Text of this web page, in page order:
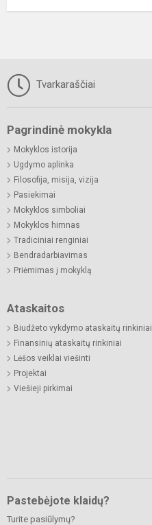
Tvarkaraščiai
Pagrindinė mokykla
Mokyklos istorija
Ugdymo aplinka
Filosofija, misija, vizija
Pasiekimai
Mokyklos simboliai
Mokyklos himnas
Tradiciniai renginiai
Bendradarbiavimas
Priėmimas į mokyklą
Ataskaitos
Biudžeto vykdymo ataskaitų rinkiniai
Finansinių ataskaitų rinkiniai
Lėšos veiklai viešinti
Projektai
Viešieji pirkimai
Pastebėjote klaidų?
Turite pasiūlymų?